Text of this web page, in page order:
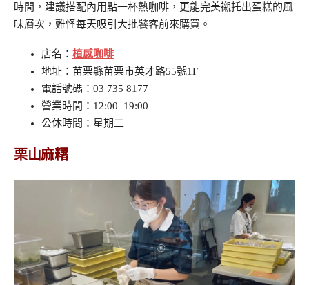
時間，建議搭配內用點一杯熱咖啡，更能完美襯托出蛋糕的風
味層次，難怪每天吸引大批饕客前來購買。
店名： 植感咖啡
地址：苗栗縣苗栗市英才路55號1F
電話號碼：03 735 8177
營業時間：12:00–19:00
公休時間：星期二
栗山麻糬